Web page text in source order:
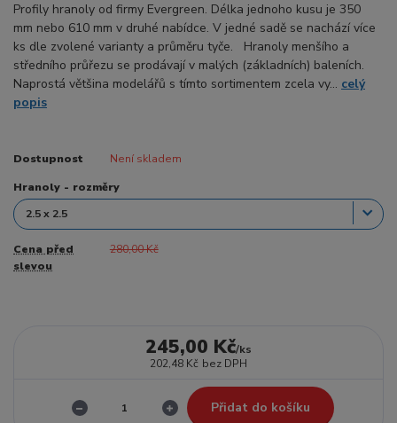
Profily hranoly od firmy Evergreen. Délka jednoho kusu je 350
mm nebo 610 mm v druhé nabídce. V jedné sadě se nachází více
ks dle zvolené varianty a průměru tyče. Hranoly menšího a
středního průřezu se prodávají v malých (základních) baleních.
Naprostá většina modelářů s tímto sortimentem zcela vy... celý
popis
Dostupnost Není skladem
Hranoly - rozměry
Cena před
slevou
280,00 Kč
245,00 Kč/ks
202,48 Kč bez DPH
Přidat do košíku